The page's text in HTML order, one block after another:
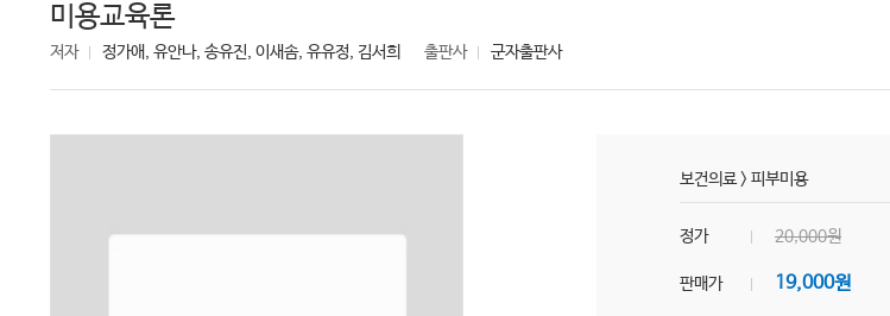
미용교육론
저자 정가애, 유안나, 송유진, 이새솜, 유유정, 김서희 출판사 군자출판사
보건의료> 피부미용
정가 20,000원
판매가 19,000원